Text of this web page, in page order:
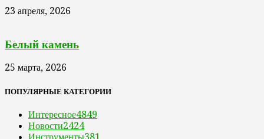
23 апреля, 2026
Белый камень
25 марта, 2026
ПОПУЛЯРНЫЕ КАТЕГОРИИ
Интересное4849
Новости2424